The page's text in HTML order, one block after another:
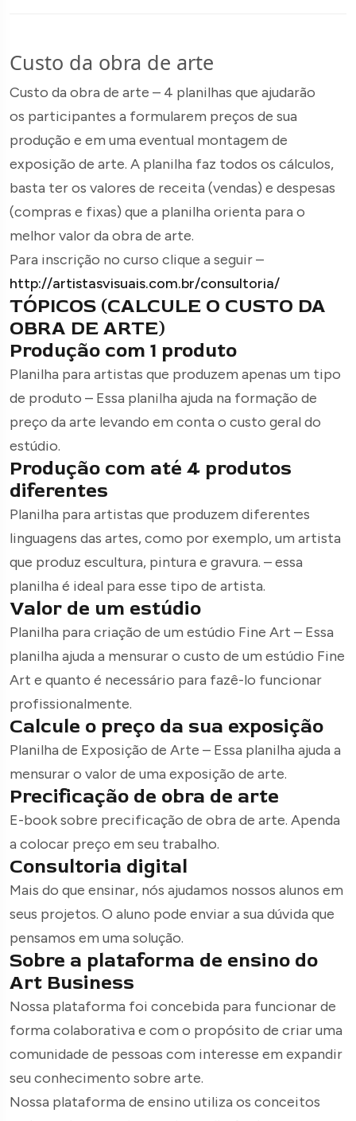
Custo da obra de arte
Custo da obra de arte – 4 planilhas que ajudarão
os participantes a formularem preços de sua
produção e em uma eventual montagem de
exposição de arte. A planilha faz todos os cálculos,
basta ter os valores de receita (vendas) e despesas
(compras e fixas) que a planilha orienta para o
melhor valor da obra de arte.
Para inscrição no curso clique a seguir –
http://artistasvisuais.com.br/consultoria/
TÓPICOS (CALCULE O CUSTO DA
OBRA DE ARTE)
Produção com 1 produto
Planilha para artistas que produzem apenas um tipo
de produto – Essa planilha ajuda na formação de
preço da arte levando em conta o custo geral do
estúdio.
Produção com até 4 produtos
diferentes
Planilha para artistas que produzem diferentes
linguagens das artes, como por exemplo, um artista
que produz escultura, pintura e gravura. – essa
planilha é ideal para esse tipo de artista.
Valor de um estúdio
Planilha para criação de um estúdio Fine Art – Essa
planilha ajuda a mensurar o custo de um estúdio Fine
Art e quanto é necessário para fazê-lo funcionar
profissionalmente.
Calcule o preço da sua exposição
Planilha de Exposição de Arte – Essa planilha ajuda a
mensurar o valor de uma exposição de arte.
Precificação de obra de arte
E-book sobre precificação de obra de arte. Apenda
a colocar preço em seu trabalho.
Consultoria digital
Mais do que ensinar, nós ajudamos nossos alunos em
seus projetos. O aluno pode enviar a sua dúvida que
pensamos em uma solução.
Sobre a plataforma de ensino do
Art Business
Nossa plataforma foi concebida para funcionar de
forma colaborativa e com o propósito de criar uma
comunidade de pessoas com interesse em expandir
seu conhecimento sobre arte.
Nossa plataforma de ensino utiliza os conceitos